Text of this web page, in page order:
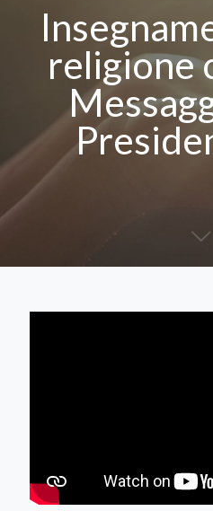
religione